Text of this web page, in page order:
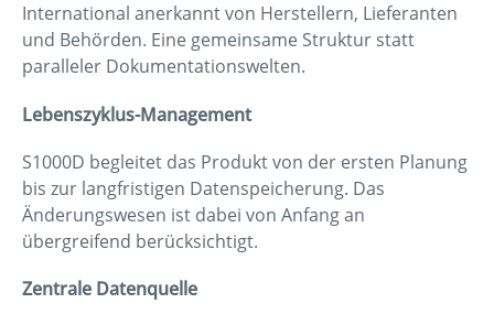
International anerkannt von Herstellern, Lieferanten
und Behörden. Eine gemeinsame Struktur statt
paralleler Dokumentationswelten.
Lebenszyklus-Management
S1000D begleitet das Produkt von der ersten Planung
bis zur langfristigen Datenspeicherung. Das
Änderungswesen ist dabei von Anfang an
übergreifend berücksichtigt.
Zentrale Datenquelle